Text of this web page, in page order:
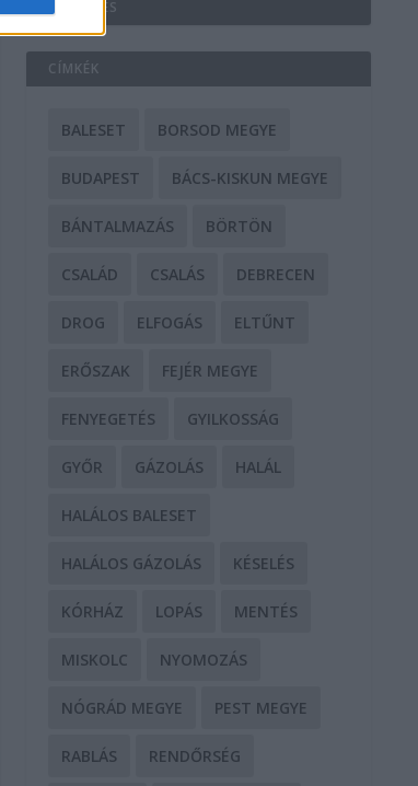
HIRDETÉS
CÍMKÉK
BALESET BORSOD MEGYE
BUDAPEST BÁCS-KISKUN MEGYE
BÁNTALMAZÁS BÖRTÖN
CSALÁD CSALÁS DEBRECEN
DROG ELFOGÁS ELTŰNT
ERŐSZAK FEJÉR MEGYE
FENYEGETÉS GYILKOSSÁG
GYŐR GÁZOLÁS HALÁL
HALÁLOS BALESET
HALÁLOS GÁZOLÁS KÉSELÉS
KÓRHÁZ LOPÁS MENTÉS
MISKOLC NYOMOZÁS
NÓGRÁD MEGYE PEST MEGYE
RABLÁS RENDŐRSÉG